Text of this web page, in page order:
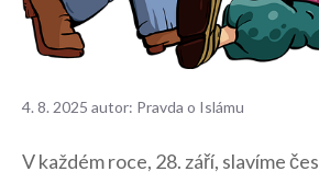
4. 8. 2025 autor: Pravda o Islámu
V každém⁢ roce,⁢ 28. září, slavíme